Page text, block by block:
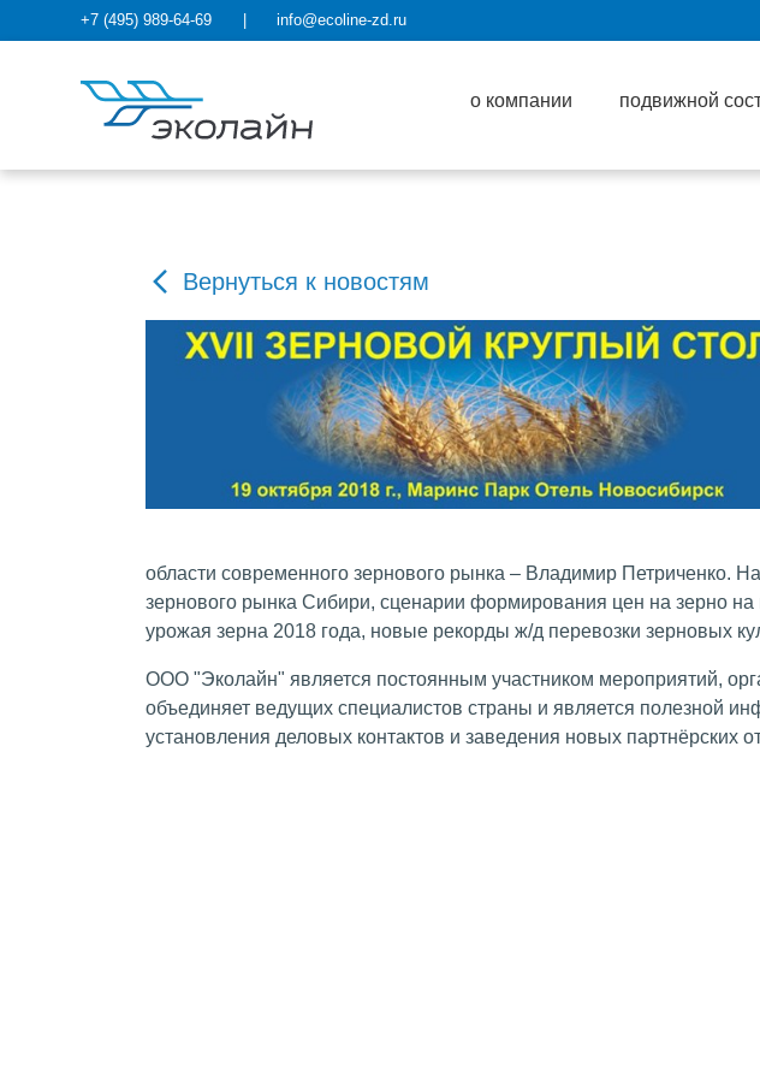
+7 (495) 989-64-69 info@ecoline-zd.ru
о компании подвижной
Вернуться к новостям
области современного зернового рынка – Владимир Петриченко.
зернового рынка Сибири, сценарии формирования цен на зерно на
урожая зерна 2018 года, новые рекорды ж/д перевозки зерновых
ООО "Эколайн" является постоянным участником мероприятий,
объединяет ведущих специалистов страны и является полезной
установления деловых контактов и заведения новых партнёрских